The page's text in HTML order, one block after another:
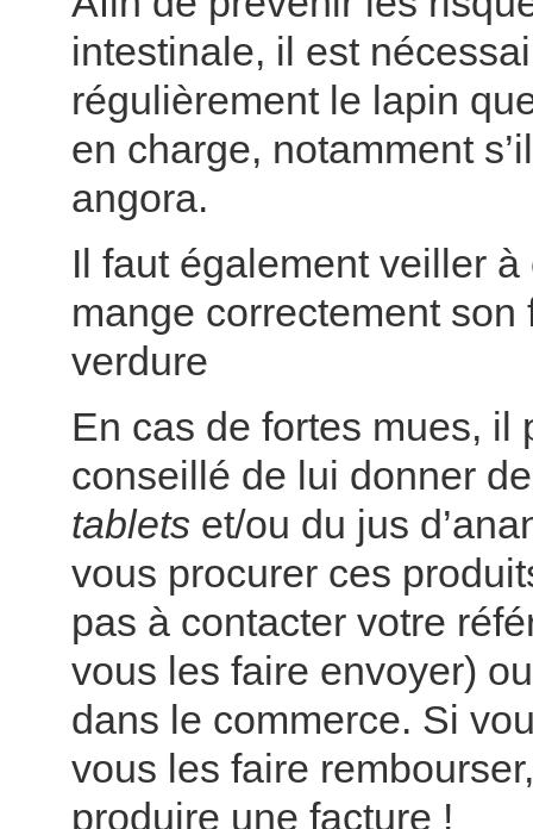
intestinale, il est
régulièrement le lapin
en charge, notamment
angora.
Il faut également veiller à
mange correctement son
verdure
En cas de fortes mues, il
conseillé de lui donner
tablets et/ou du jus
vous procurer ces
pas à contacter votre
vous les faire envoyer)
dans le commerce. Si
vous les faire
produire une facture !